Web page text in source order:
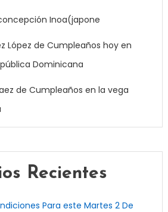
Inoa(japone
López de Cumpleaños hoy en
Dominicana
de Cumpleaños en la vega
Recientes
Para este Martes 2 De